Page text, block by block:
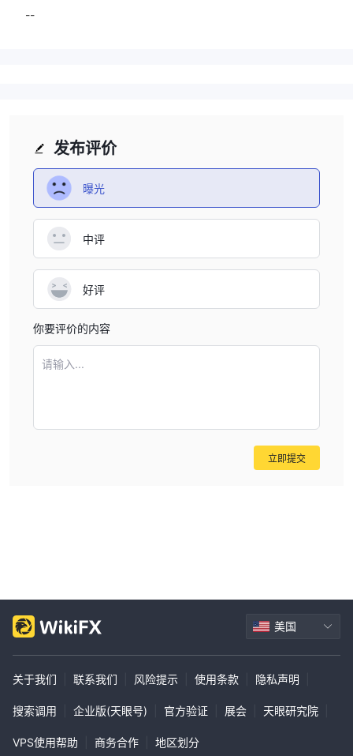
--
发布评价
曝光
中评
好评
你要评价的内容
请输入...
立即提交
美国
关于我们 联系我们 风险提示 使用条款 隐私声明
搜索调用 企业版(天眼号) 官方验证 展会 天眼研究院
VPS使用帮助 商务合作 地区划分